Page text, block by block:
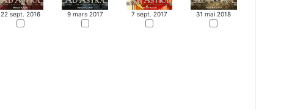
22 sept. 2016 9 mars 2017 7 sept. 2017 31 mai 2018